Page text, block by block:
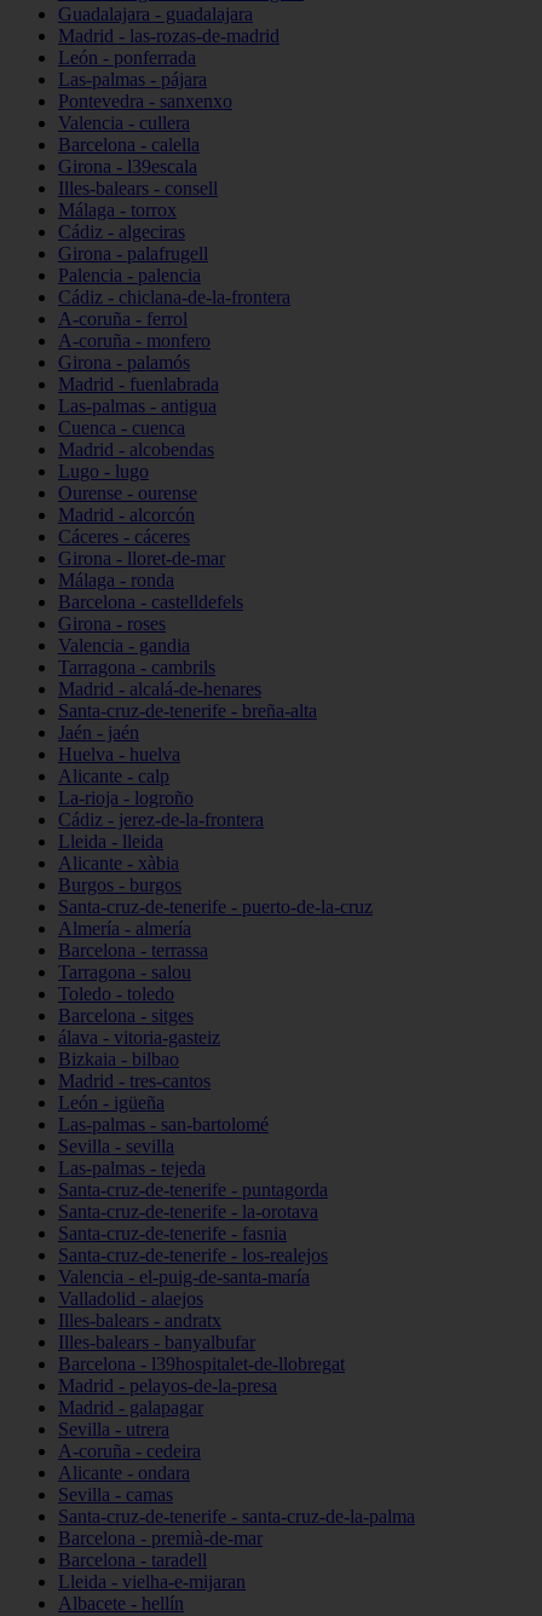
Guadalajara - guadalajara
Madrid - las-rozas-de-madrid
León - ponferrada
Las-palmas - pájara
Pontevedra - sanxenxo
Valencia - cullera
Barcelona - calella
Girona - l39escala
Illes-balears - consell
Málaga - torrox
Cádiz - algeciras
Girona - palafrugell
Palencia - palencia
Cádiz - chiclana-de-la-frontera
A-coruña - ferrol
A-coruña - monfero
Girona - palamós
Madrid - fuenlabrada
Las-palmas - antigua
Cuenca - cuenca
Madrid - alcobendas
Lugo - lugo
Ourense - ourense
Madrid - alcorcón
Cáceres - cáceres
Girona - lloret-de-mar
Málaga - ronda
Barcelona - castelldefels
Girona - roses
Valencia - gandia
Tarragona - cambrils
Madrid - alcalá-de-henares
Santa-cruz-de-tenerife - breña-alta
Jaén - jaén
Huelva - huelva
Alicante - calp
La-rioja - logroño
Cádiz - jerez-de-la-frontera
Lleida - lleida
Alicante - xàbia
Burgos - burgos
Santa-cruz-de-tenerife - puerto-de-la-cruz
Almería - almería
Barcelona - terrassa
Tarragona - salou
Toledo - toledo
Barcelona - sitges
álava - vitoria-gasteiz
Bizkaia - bilbao
Madrid - tres-cantos
León - igüeña
Las-palmas - san-bartolomé
Sevilla - sevilla
Las-palmas - tejeda
Santa-cruz-de-tenerife - puntagorda
Santa-cruz-de-tenerife - la-orotava
Santa-cruz-de-tenerife - fasnia
Santa-cruz-de-tenerife - los-realejos
Valencia - el-puig-de-santa-maría
Valladolid - alaejos
Illes-balears - andratx
Illes-balears - banyalbufar
Barcelona - l39hospitalet-de-llobregat
Madrid - pelayos-de-la-presa
Madrid - galapagar
Sevilla - utrera
A-coruña - cedeira
Alicante - ondara
Sevilla - camas
Santa-cruz-de-tenerife - santa-cruz-de-la-palma
Barcelona - premià-de-mar
Barcelona - taradell
Lleida - vielha-e-mijaran
Albacete - hellín